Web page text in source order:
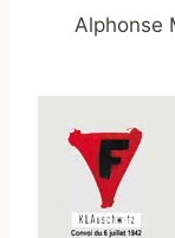
Alphonse